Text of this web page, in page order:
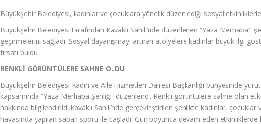
Büyükşehir Belediyesi, kadınlar ve çocuklara yönelik düzenlediği sosyal
Büyükşehir Belediyesi tarafından Kavaklı Sahili’nde düzenlenen “Yaza
geçirmelerini sağladı. Sosyal dayanışmayı artıran atölyelere kadınlar büyük ilgi
fırsatı buldu.
RENKLİ GÖRÜNTÜLERE SAHNE OLDU
Büyükşehir Belediyesi Kadın ve Aile Hizmetleri Dairesi Başkanlığı bünyesinde
kapsamında “Yaza Merhaba Şenliği” düzenlendi. Renkli görüntülere sahne olan
hakkında bilgilendirildi.Kavaklı Sahili’nde gerçekleştirilen şenlikte kadınlar,
havasında yapılan sabah sporu ile başladı. Gün boyunca devam eden